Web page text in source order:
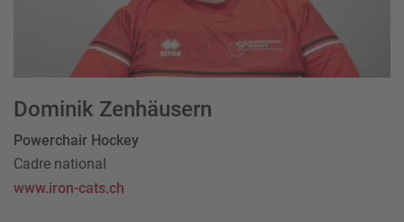
Dominik Zenhäusern
Powerchair Hockey
Cadre national
www.iron-cats.ch